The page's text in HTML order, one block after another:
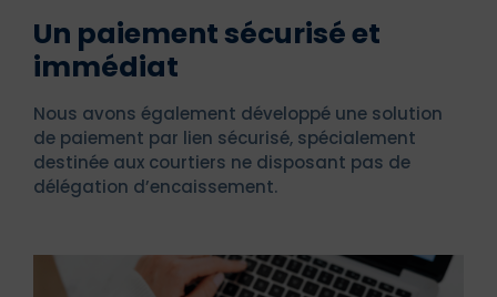
Un paiement sécurisé et
immédiat
Nous avons également développé une solution
de paiement par lien sécurisé, spécialement
destinée aux courtiers ne disposant pas de
délégation d’encaissement.